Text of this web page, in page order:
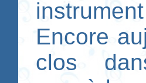
Encore
clos